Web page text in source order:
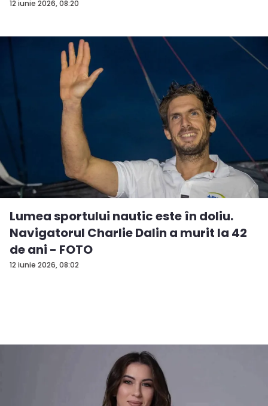
12 iunie 2026, 08:20
Natați...
12 iunie 2026, 08:02
Lumea sportului nautic este în doliu.
Navigatorul Charlie Dalin a murit la 42
de ani - FOTO